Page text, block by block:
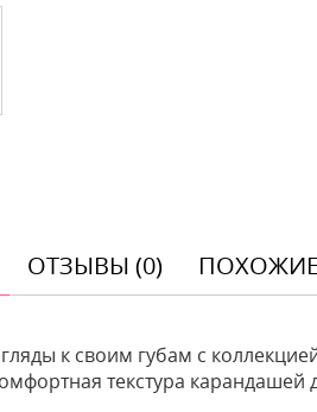
ОТЗЫВЫ (0)
к своим губам с
текстура карандашей